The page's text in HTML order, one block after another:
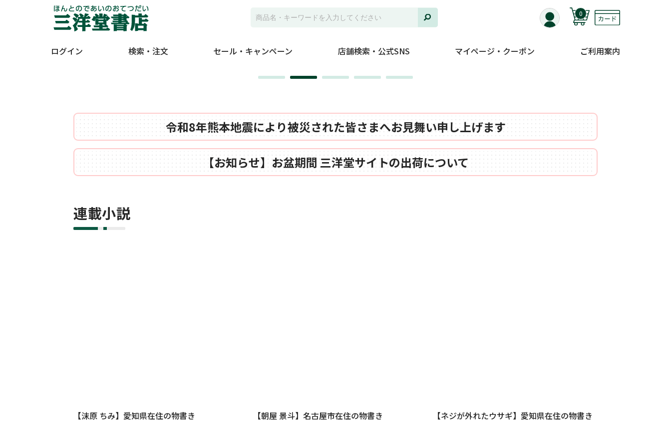
0
ログイン 検索・注文 セール・キャンペーン 店舗検索・公式SNS マイページ・クーポン ご利用案内
令和8年熊本地震により被災された皆さまへお見舞い申し上げます
【お知らせ】お盆期間 三洋堂サイトの出荷について
連載小説
【沫原 ちみ】愛知県在住の物書き
【朝屋 景斗】名古屋市在住の物書き
【ネジが外れたウサギ】愛知県在住の物書き